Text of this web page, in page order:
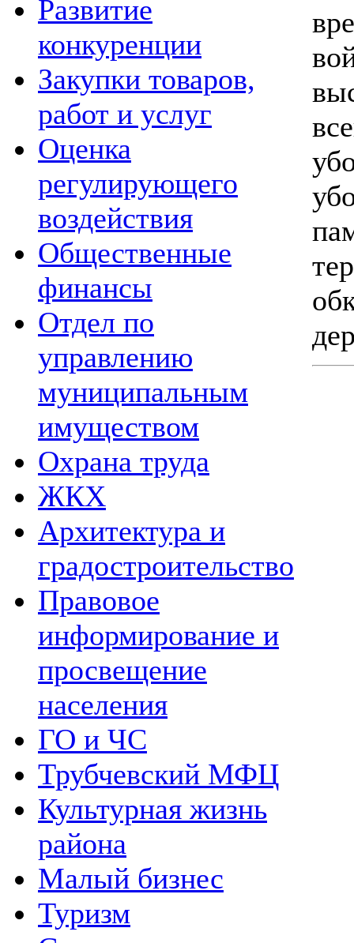
Развитие
конкуренции
Закупки товаров,
работ и услуг
Оценка
регулирующего
воздействия
Общественные
финансы
Отдел по
управлению
муниципальным
имуществом
Охрана труда
ЖКХ
Архитектура и
градостроительство
Правовое
информирование и
просвещение
населения
ГО и ЧС
Трубчевский МФЦ
Культурная жизнь
района
Малый бизнес
Туризм